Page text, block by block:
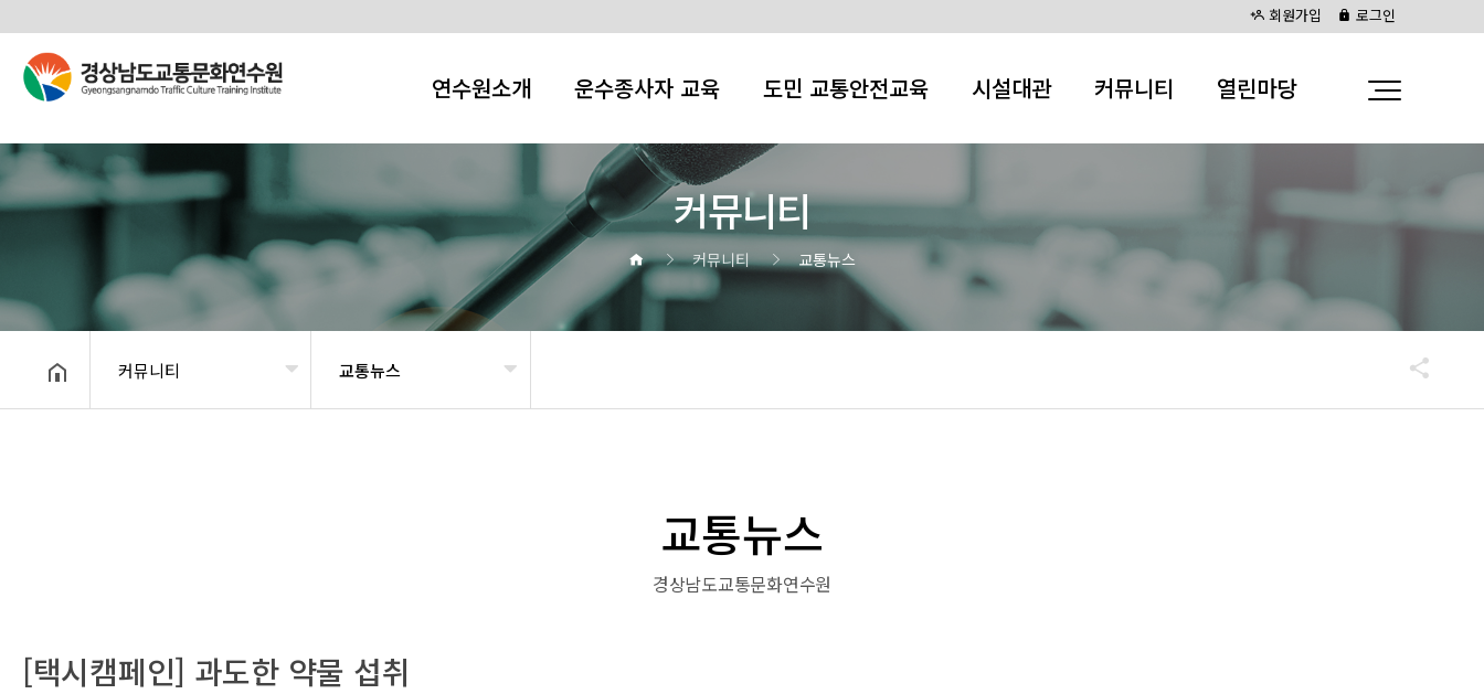
회원가입 로그인
연수원소개 운수종사자 교육 도민 교통안전교육 시설대관 커뮤니티 열린마당
커뮤니티
커뮤니티 교통뉴스
커뮤니티 교통뉴스
교통뉴스
경상남도교통문화연수원
[택시캠페인] 과도한 약물 섭취